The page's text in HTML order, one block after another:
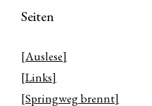
Seiten
[Auslese]
[Links]
[Springweg brennt]